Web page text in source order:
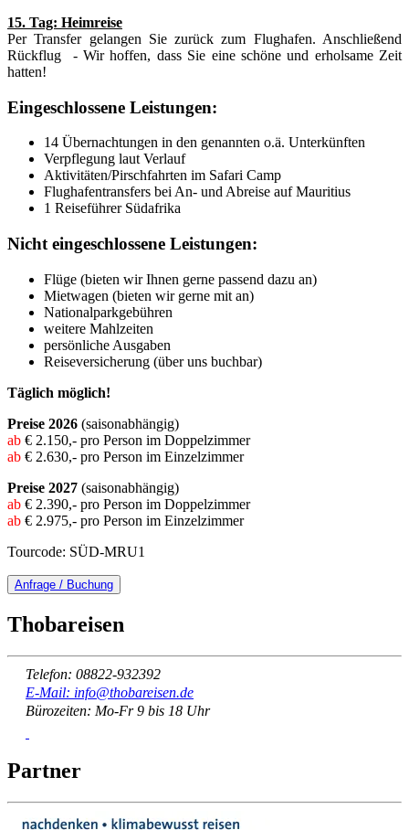
15. Tag: Heimreise
Per Transfer gelangen Sie zurück zum Flughafen. Anschließend
Rückflug - Wir hoffen, dass Sie eine schöne und erholsame Zeit
hatten!
Eingeschlossene Leistungen:
14 Übernachtungen in den genannten o.ä. Unterkünften
Verpflegung laut Verlauf
Aktivitäten/Pirschfahrten im Safari Camp
Flughafentransfers bei An- und Abreise auf Mauritius
1 Reiseführer Südafrika
Nicht eingeschlossene Leistungen:
Flüge (bieten wir Ihnen gerne passend dazu an)
Mietwagen (bieten wir gerne mit an)
Nationalparkgebühren
weitere Mahlzeiten
persönliche Ausgaben
Reiseversicherung (über uns buchbar)
Täglich möglich!
Preise 2026 (saisonabhängig)
ab € 2.150,- pro Person im Doppelzimmer
ab € 2.630,- pro Person im Einzelzimmer
Preise 2027 (saisonabhängig)
ab € 2.390,- pro Person im Doppelzimmer
ab € 2.975,- pro Person im Einzelzimmer
Tourcode: SÜD-MRU1
Anfrage / Buchung
Thobareisen
Telefon: 08822-932392
E-Mail: info@thobareisen.de
Bürozeiten: Mo-Fr 9 bis 18 Uhr
Partner